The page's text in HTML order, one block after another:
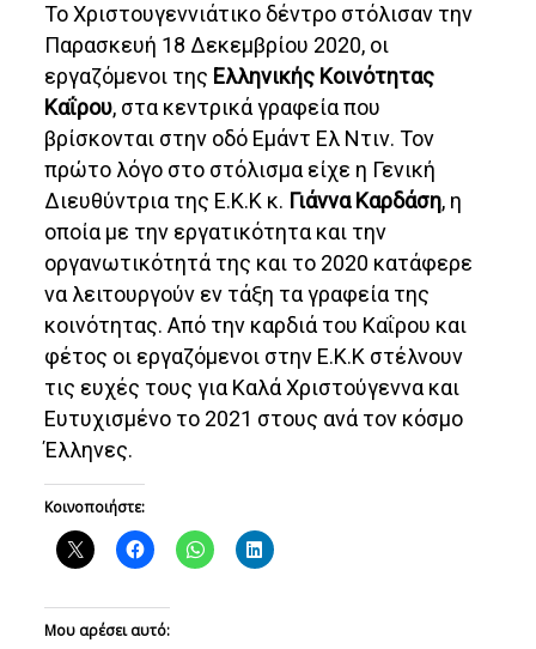
Το Χριστουγεννιάτικο δέντρο στόλισαν την
Παρασκευή 18 Δεκεμβρίου 2020, οι
εργαζόμενοι της Ελληνικής Κοινότητας
Καΐρου, στα κεντρικά γραφεία που
βρίσκονται στην οδό Εμάντ Ελ Ντιν. Τον
πρώτο λόγο στο στόλισμα είχε η Γενική
Διευθύντρια της Ε.Κ.Κ κ. Γιάννα Καρδάση, η
οποία με την εργατικότητα και την
οργανωτικότητά της και το 2020 κατάφερε
να λειτουργούν εν τάξη τα γραφεία της
κοινότητας. Από την καρδιά του Καΐρου και
φέτος οι εργαζόμενοι στην Ε.Κ.Κ στέλνουν
τις ευχές τους για Καλά Χριστούγεννα και
Ευτυχισμένο το 2021 στους ανά τον κόσμο
Έλληνες.
Κοινοποιήστε:
Μου αρέσει αυτό: